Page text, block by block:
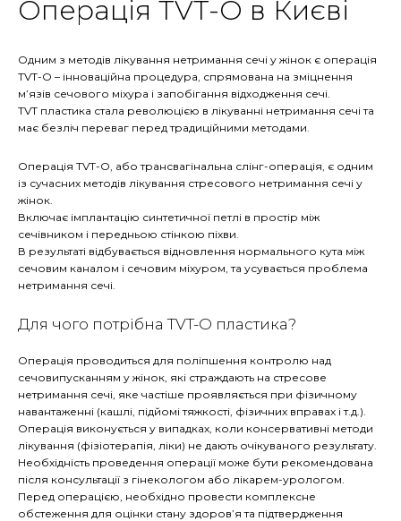
Операція TVT-О в Києві
Одним з методів лікування нетримання сечі у жінок є операція
TVT-O – інноваційна процедура, спрямована на зміцнення
м’язів сечового міхура і запобігання відходження сечі.
TVT пластика стала революцією в лікуванні нетримання сечі та
має безліч переваг перед традиційними методами.
Операція TVT-О, або трансвагінальна слінг-операція, є одним
із сучасних методів лікування стресового нетримання сечі у
жінок.
Включає імплантацію синтетичної петлі в простір між
сечівником і передньою стінкою піхви.
В результаті відбувається відновлення нормального кута між
сечовим каналом і сечовим міхуром, та усувається проблема
нетримання сечі.
Для чого потрібна TVT-О пластика?
Операція проводиться для поліпшення контролю над
сечовипусканням у жінок, які страждають на стресове
нетримання сечі, яке частіше проявляється при фізичному
навантаженні (кашлі, підйомі тяжкості, фізичних вправах і т.д.).
Операція виконується у випадках, коли консервативні методи
лікування (фізіотерапія, ліки) не дають очікуваного результату.
Необхідність проведення операції може бути рекомендована
після консультації з гінекологом або лікарем-урологом.
Перед операцією, необхідно провести комплексне
обстеження для оцінки стану здоров’я та підтвердження